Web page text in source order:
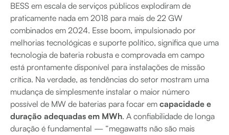
BESS em escala de serviços públicos explodiram de
praticamente nada em 2018 para mais de 22 GW
combinados em 2024. Esse boom, impulsionado por
melhorias tecnológicas e suporte político, significa que uma
tecnologia de bateria robusta e comprovada em campo
está prontamente disponível para instalações de missão
crítica. Na verdade, as tendências do setor mostram uma
mudança de simplesmente instalar o maior número
possível de MW de baterias para focar em capacidade e
duração adequadas em MWh. A confiabilidade de longa
duração é fundamental — “megawatts não são mais